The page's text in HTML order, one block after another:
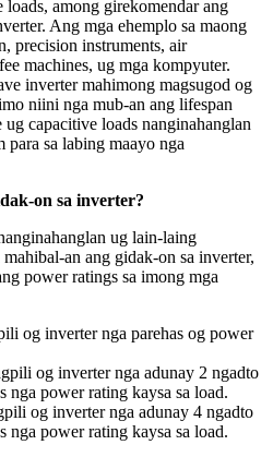
among girekomendar ang
Ang mga ehemplo sa maong
precision instruments, air
machines, ug mga kompyuter.
inverter mahimong magsugod og
niini nga mub-an ang lifespan
capacitive loads nanginahanglan
para sa labing maayo nga
on sa inverter?
ug lain-laing
an ang gidak-on sa inverter,
power ratings sa imong mga
og inverter nga parehas og power
og inverter nga adunay 2 ngadto
nga power rating kaysa sa load.
og inverter nga adunay 4 ngadto
nga power rating kaysa sa load.